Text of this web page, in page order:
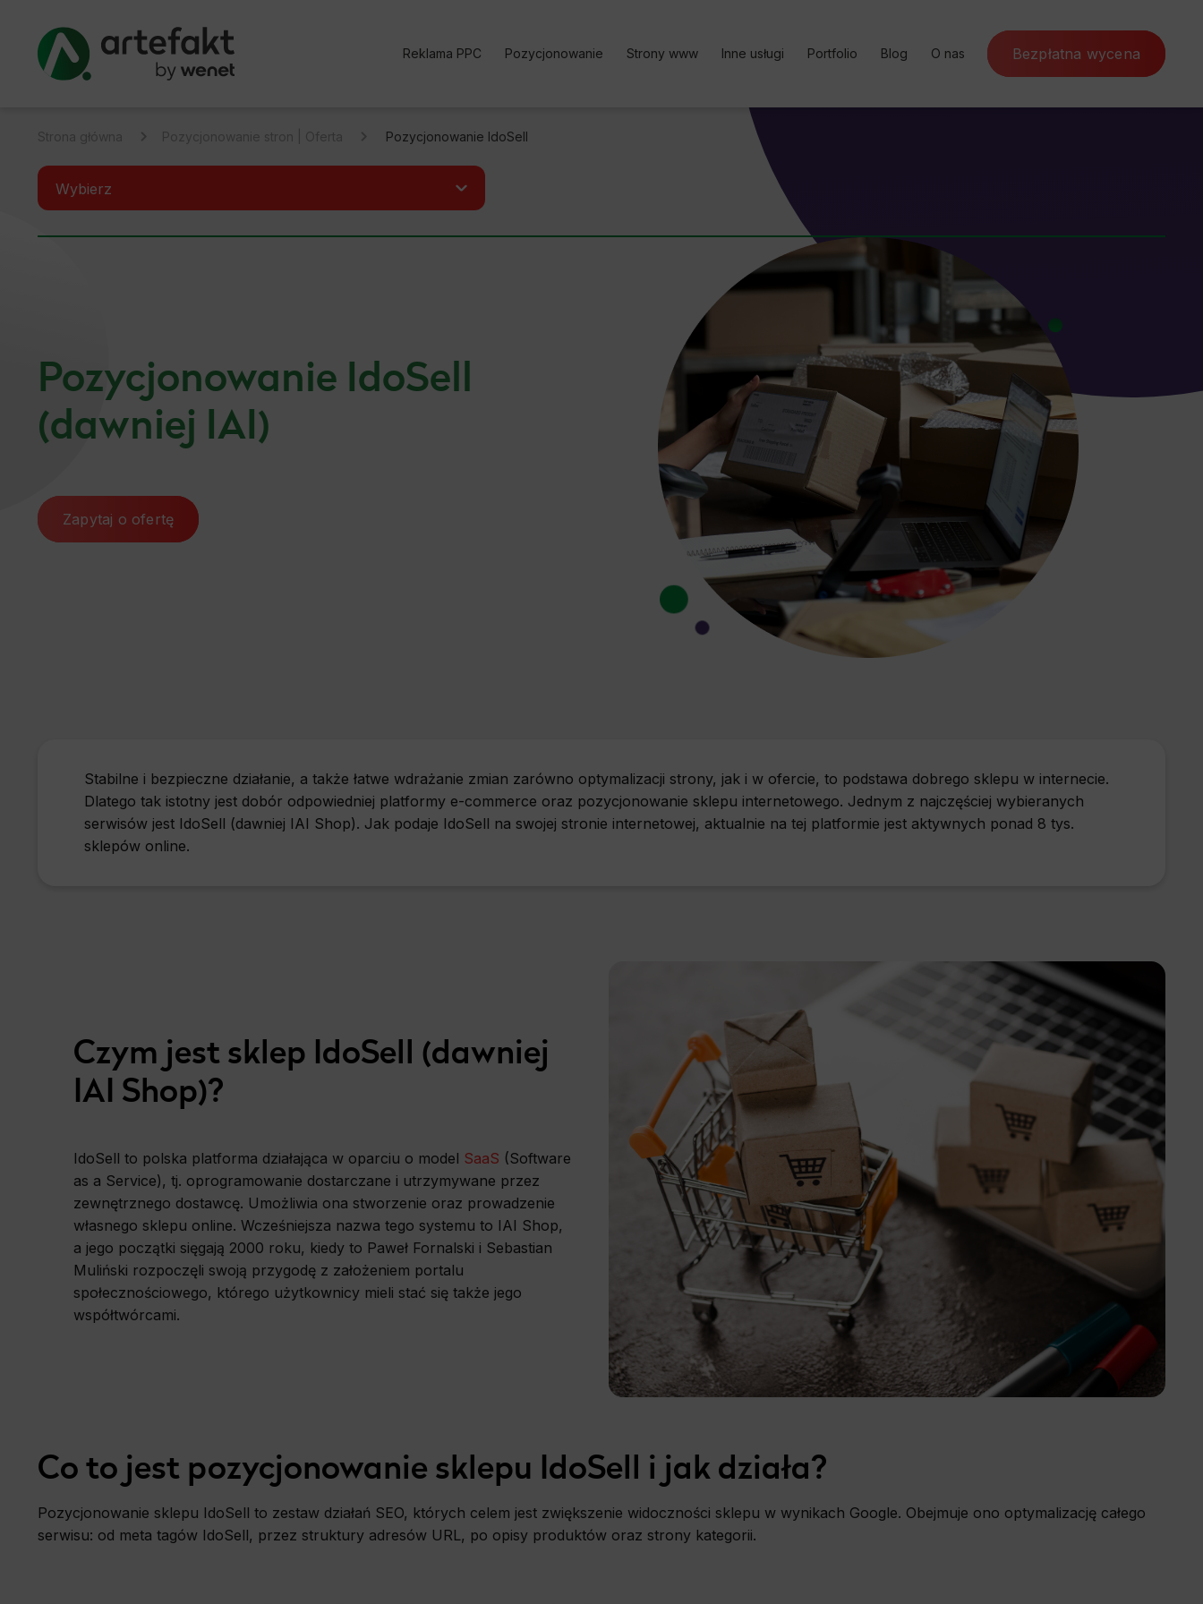
Reklama PPC
Google Ads cennik
Reklama w Facebook Ads
Pozycjonowanie Strony www Inne usługi
Bezpłatne kursy online
Analityka internetowa
Content Marketing
Optymalizacja konwersji
Social media marketing
Portfolio Blog O nas Bezpłatna wycena
Strona główna Pozycjonowanie stron | Oferta Pozycjonowanie IdoSell
Wybierz
Pozycjonowanie Białystok
Pozycjonowanie ShopGold
Pozycjonowanie Gdynia
Pozycjonowanie Kraków
Pozycjonowanie Poznań
Pozycjonowanie Ruda Śląska
Pozycjonowanie Toruń
Pozycjonowanie Rzeszów
Pozycjonowanie Warszawa
Pozycjonowanie Bydgoszcz
Pozycjonowanie Bytom
Pozycjonowanie Wrocław
Pozycjonowanie Chorzów
Pozycjonowanie Włocławek
Pozycjonowanie Zabrze
Pozycjonowanie IdoSell
(dawniej IAI)
Zapytaj o ofertę
Stabilne i bezpieczne działanie, a także łatwe wdrażanie zmian zarówno optymalizacji strony, jak i w ofercie, to podstawa dobrego sklepu w internecie.
Dlatego tak istotny jest dobór odpowiedniej platformy e-commerce oraz pozycjonowanie sklepu internetowego. Jednym z najczęściej wybieranych
serwisów jest IdoSell (dawniej IAI Shop). Jak podaje IdoSell na swojej stronie internetowej, aktualnie na tej platformie jest aktywnych ponad 8 tys.
sklepów online.
Czym jest sklep IdoSell (dawniej
IAI Shop)?
IdoSell to polska platforma działająca w oparciu o model SaaS (Software
as a Service), tj. oprogramowanie dostarczane i utrzymywane przez
zewnętrznego dostawcę. Umożliwia ona stworzenie oraz prowadzenie
własnego sklepu online. Wcześniejsza nazwa tego systemu to IAI Shop,
a jego początki sięgają 2000 roku, kiedy to Paweł Fornalski i Sebastian
Muliński rozpoczęli swoją przygodę z założeniem portalu
społecznościowego, którego użytkownicy mieli stać się także jego
współtwórcami.
Co to jest pozycjonowanie sklepu IdoSell i jak działa?
Pozycjonowanie sklepu IdoSell to zestaw działań SEO, których celem jest zwiększenie widoczności sklepu w wynikach Google. Obejmuje ono optymalizację całego
serwisu: od meta tagów IdoSell, przez struktury adresów URL, po opisy produktów oraz strony kategorii.